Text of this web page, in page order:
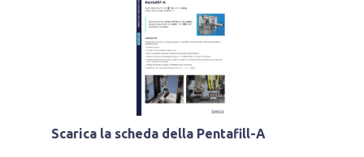
Scarica la scheda della Pentafill-A